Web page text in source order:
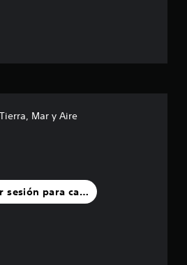
e
l
Mar y Aire
sesión para calificar